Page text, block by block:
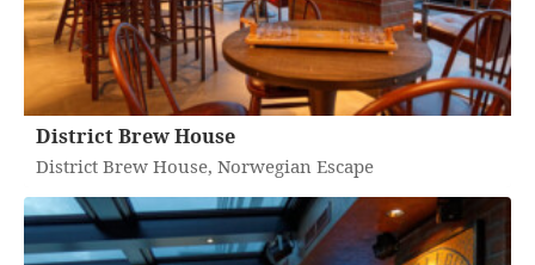
District Brew House
District Brew House, Norwegian Escape